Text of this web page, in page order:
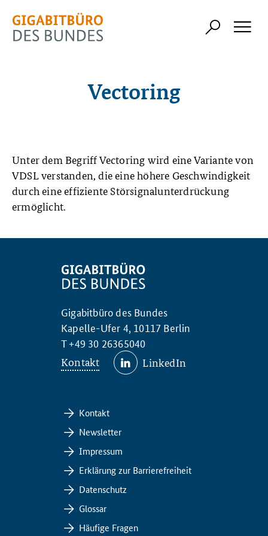
Vectoring
Unter dem Begriff Vectoring wird eine Variante von
VDSL verstanden, die eine höhere Geschwindigkeit
durch eine effiziente Störsignalunterdrückung
ermöglicht.
Gigabitbüro des Bundes
Kapelle-Ufer 4, 10117 Berlin
T +49 30 26365040
Kontakt LinkedIn
Kontakt
Newsletter
Impressum
Erklärung zur Barrierefreiheit
Datenschutz
Glossar
Häufige Fragen